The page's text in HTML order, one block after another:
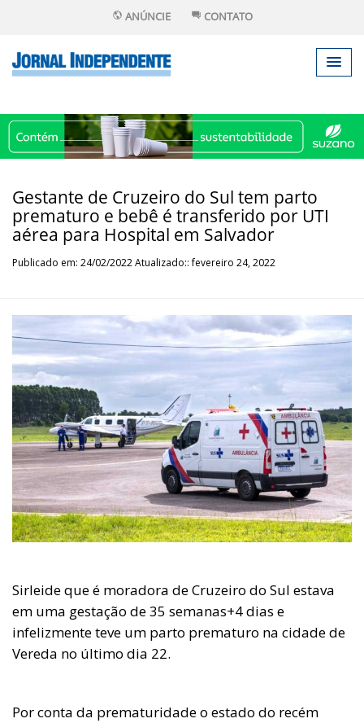
ANÚNCIE CONTATO
Gestante de Cruzeiro do Sul tem parto
prematuro e bebê é transferido por UTI
aérea para Hospital em Salvador
Publicado em: 24/02/2022 Atualizado:: fevereiro 24, 2022
Sirleide que é moradora de Cruzeiro do Sul estava
em uma gestação de 35 semanas+4 dias e
infelizmente teve um parto prematuro na cidade de
Vereda no último dia 22.
Por conta da prematuridade o estado do recém